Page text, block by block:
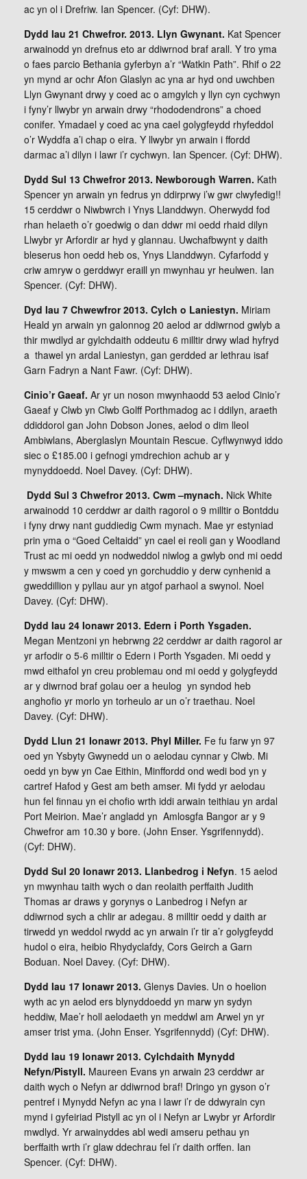
ac yn ol i Drefriw. Ian Spencer. (Cyf: DHW).
Dydd Iau 21 Chwefror. 2013. Llyn Gwynant. Kat Spencer
arwainodd yn drefnus eto ar ddiwrnod braf arall. Y tro yma
o faes parcio Bethania gyferbyn a’r “Watkin Path”. Rhif o 22
yn mynd ar ochr Afon Glaslyn ac yna ar hyd ond uwchben
Llyn Gwynant drwy y coed ac o amgylch y llyn cyn cychwyn
i fyny’r llwybr yn arwain drwy “rhododendrons” a choed
conifer. Ymadael y coed ac yna cael golygfeydd rhyfeddol
o’r Wyddfa a’i chap o eira. Y llwybr yn arwain i ffordd
darmac a’i dilyn i lawr i’r cychwyn. Ian Spencer. (Cyf: DHW).
Dydd Sul 13 Chwefror 2013. Newborough Warren. Kath
Spencer yn arwain yn fedrus yn ddirprwy i’w gwr clwyfedig!!
15 cerddwr o Niwbwrch i Ynys Llanddwyn. Oherwydd fod
rhan helaeth o’r goedwig o dan ddwr mi oedd rhaid dilyn
Llwybr yr Arfordir ar hyd y glannau. Uwchafbwynt y daith
bleserus hon oedd heb os, Ynys Llanddwyn. Cyfarfodd y
criw amryw o gerddwyr eraill yn mwynhau yr heulwen. Ian
Spencer. (Cyf: DHW).
Dyd Iau 7 Chwewfror 2013. Cylch o Laniestyn. Miriam
Heald yn arwain yn galonnog 20 aelod ar ddiwrnod gwlyb a
thir mwdlyd ar gylchdaith oddeutu 6 milltir drwy wlad hyfryd
a thawel yn ardal Laniestyn, gan gerdded ar lethrau isaf
Garn Fadryn a Nant Fawr. (Cyf: DHW).
Cinio’r Gaeaf. Ar yr un noson mwynhaodd 53 aelod Cinio’r
Gaeaf y Clwb yn Clwb Golff Porthmadog ac i ddilyn, araeth
ddiddorol gan John Dobson Jones, aelod o dim lleol
Ambiwlans, Aberglaslyn Mountain Rescue. Cyflwynwyd iddo
siec o £185.00 i gefnogi ymdrechion achub ar y
mynyddoedd. Noel Davey. (Cyf: DHW).
Dydd Sul 3 Chwefror 2013. Cwm –mynach. Nick White
arwainodd 10 cerddwr ar daith ragorol o 9 milltir o Bontddu
i fyny drwy nant guddiedig Cwm mynach. Mae yr estyniad
prin yma o “Goed Celtaidd” yn cael ei reoli gan y Woodland
Trust ac mi oedd yn nodweddol niwlog a gwlyb ond mi oedd
y mwswm a cen y coed yn gorchuddio y derw cynhenid a
gweddillion y pyllau aur yn atgof parhaol a swynol. Noel
Davey. (Cyf: DHW).
Dydd Iau 24 Ionawr 2013. Edern i Porth Ysgaden.
Megan Mentzoni yn hebrwng 22 cerddwr ar daith ragorol ar
yr arfodir o 5-6 milltir o Edern i Porth Ysgaden. Mi oedd y
mwd eithafol yn creu problemau ond mi oedd y golygfeydd
ar y diwrnod braf golau oer a heulog yn syndod heb
anghofio yr morlo yn torheulo ar un o’r traethau. Noel
Davey. (Cyf: DHW).
Dydd Llun 21 Ionawr 2013. Phyl Miller. Fe fu farw yn 97
oed yn Ysbyty Gwynedd un o aelodau cynnar y Clwb. Mi
oedd yn byw yn Cae Eithin, Minffordd ond wedi bod yn y
cartref Hafod y Gest am beth amser. Mi fydd yr aelodau
hun fel finnau yn ei chofio wrth iddi arwain teithiau yn ardal
Port Meirion. Mae’r angladd yn Amlosgfa Bangor ar y 9
Chwefror am 10.30 y bore. (John Enser. Ysgrifennydd).
(Cyf: DHW).
Dydd Sul 20 Ionawr 2013. Llanbedrog i Nefyn. 15 aelod
yn mwynhau taith wych o dan reolaith perffaith Judith
Thomas ar draws y gorynys o Lanbedrog i Nefyn ar
ddiwrnod sych a chlir ar adegau. 8 milltir oedd y daith ar
tirwedd yn weddol rwydd ac yn arwain i’r tir a’r golygfeydd
hudol o eira, heibio Rhydyclafdy, Cors Geirch a Garn
Boduan. Noel Davey. (Cyf: DHW).
Dydd Iau 17 Ionawr 2013. Glenys Davies. Un o hoelion
wyth ac yn aelod ers blynyddoedd yn marw yn sydyn
heddiw, Mae’r holl aelodaeth yn meddwl am Arwel yn yr
amser trist yma. (John Enser. Ysgrifennydd) (Cyf: DHW).
Dydd Iau 19 Ionawr 2013. Cylchdaith Mynydd
Nefyn/Pistyll. Maureen Evans yn arwain 23 cerddwr ar
daith wych o Nefyn ar ddiwrnod braf! Dringo yn gyson o’r
pentref i Mynydd Nefyn ac yna i lawr i’r de ddwyrain cyn
mynd i gyfeiriad Pistyll ac yn ol i Nefyn ar Lwybr yr Arfordir
mwdlyd. Yr arwainyddes abl wedi amseru pethau yn
berffaith wrth i’r glaw ddechrau fel i’r daith orffen. Ian
Spencer. (Cyf: DHW).